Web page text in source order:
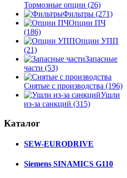
Тормозные опции (26)
Фильтры (271)
Опции ПЧ
(186)
Опции УПП
(21)
Запасные
части (53)
Снятые с производства (196)
Ушли
из-за санкций (315)
Каталог
SEW-EURODRIVE
Siemens SINAMICS G110